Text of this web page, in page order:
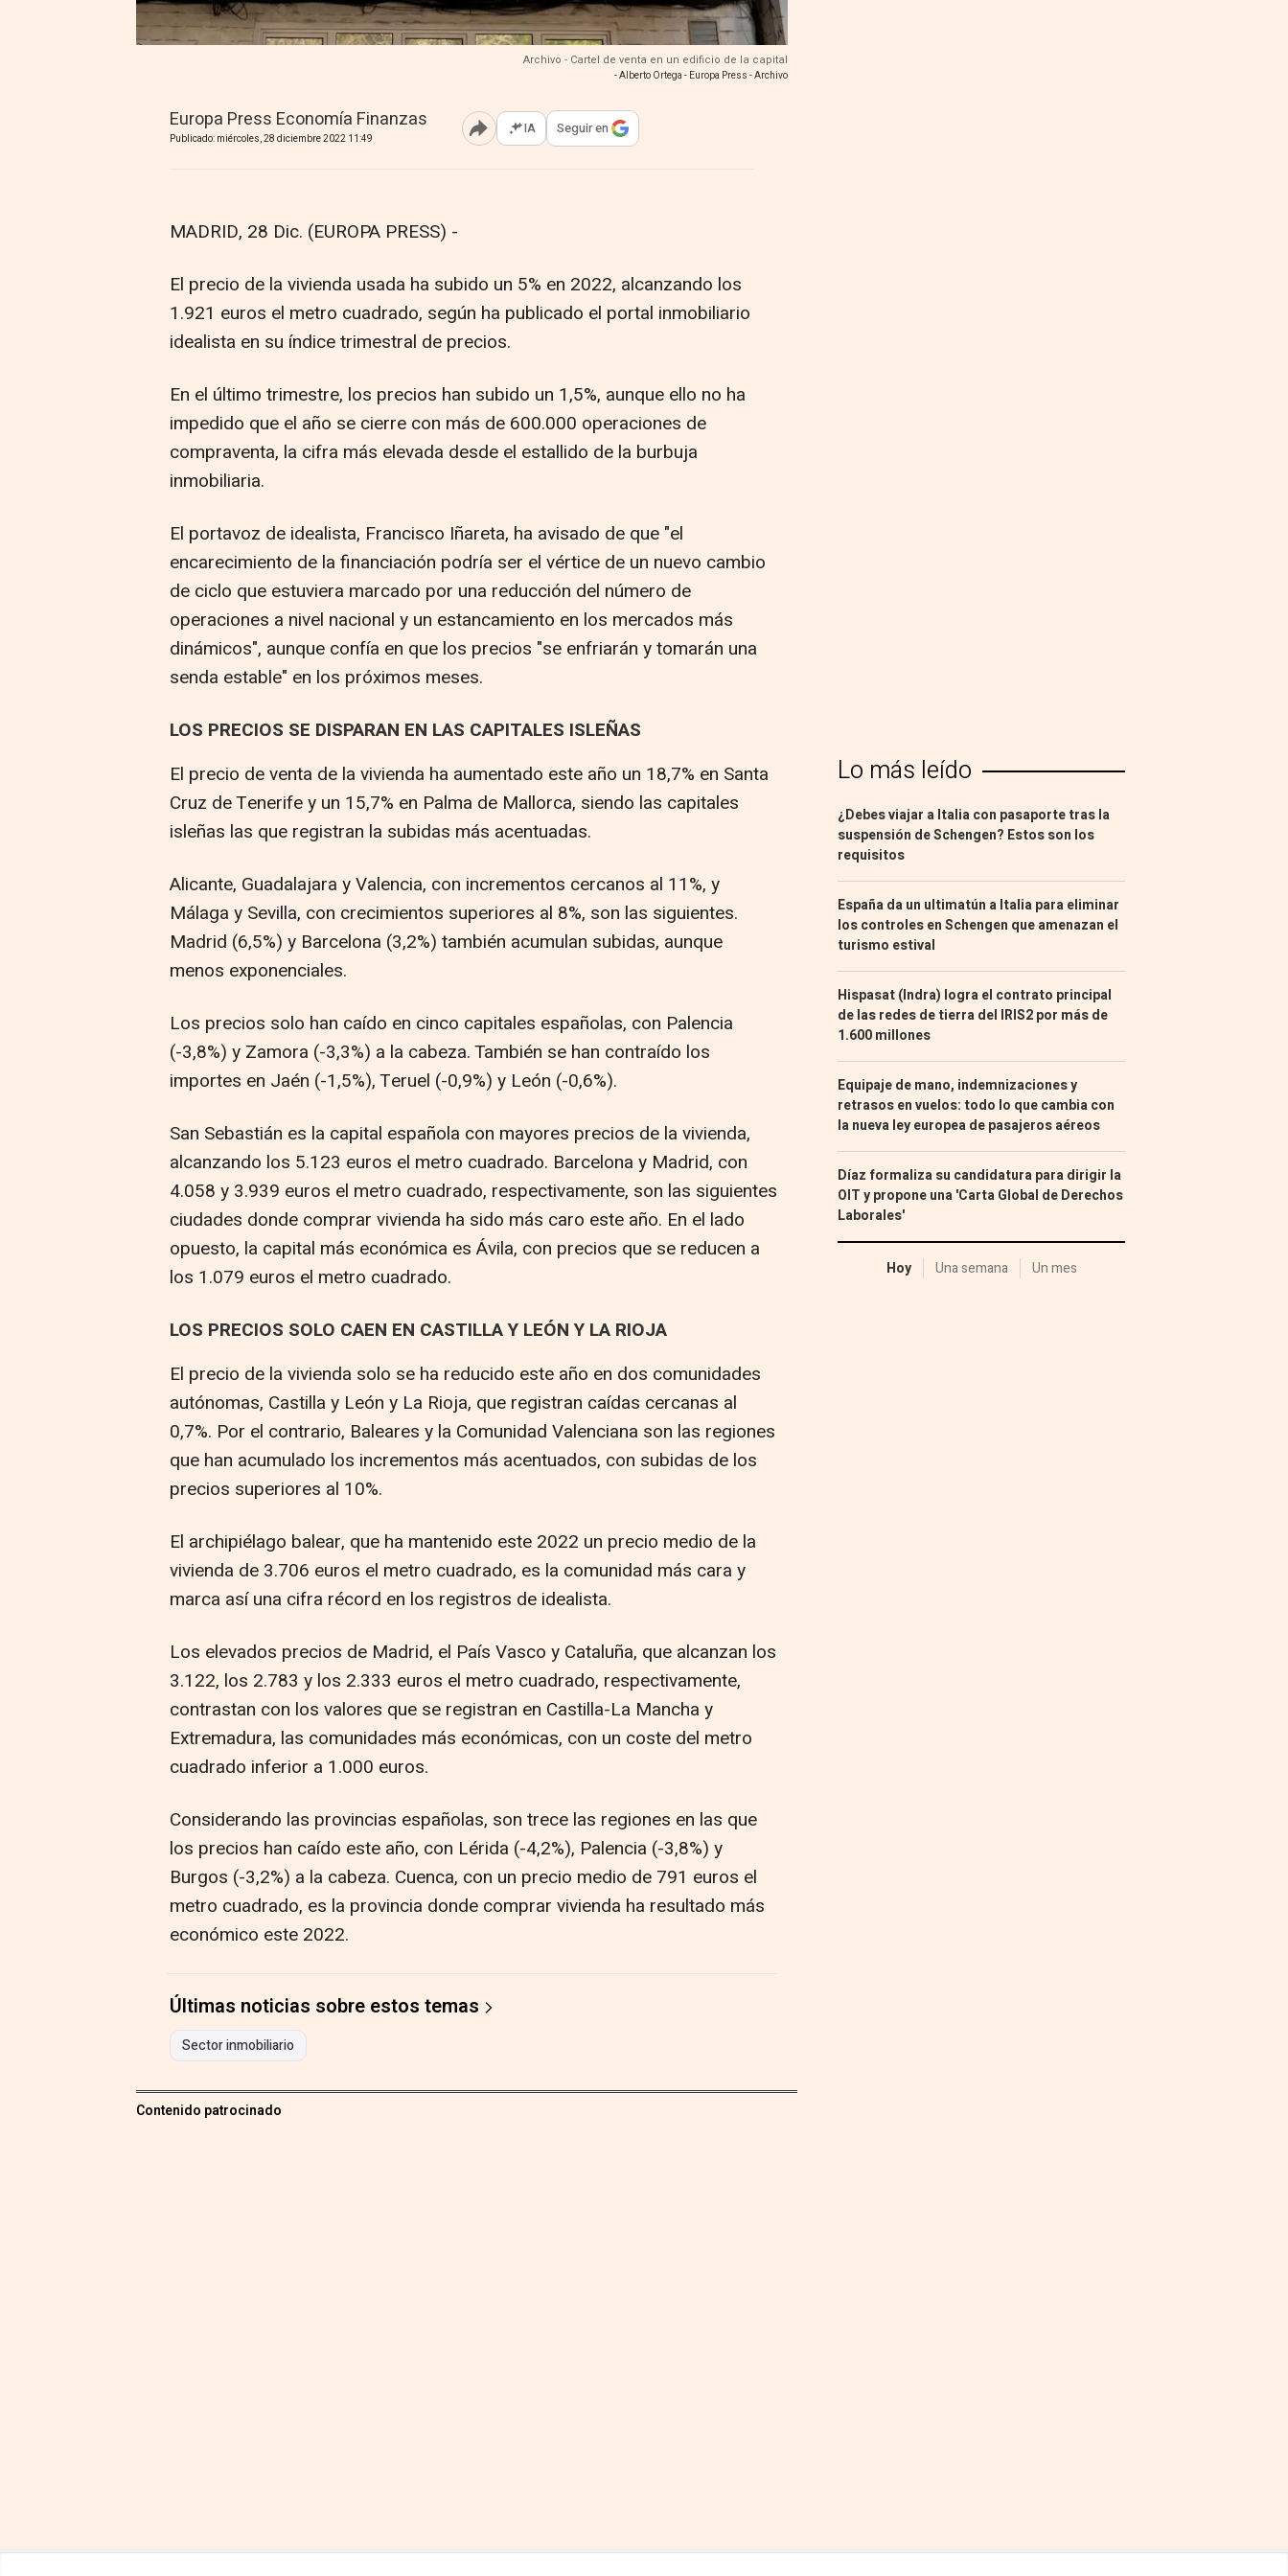
Archivo - Cartel de venta en un edificio de la capital
- Alberto Ortega - Europa Press - Archivo
Europa Press Economía Finanzas
Publicado: miércoles, 28 diciembre 2022 11:49 Abrir opciones para compartir
IA Seguir en
MADRID, 28 Dic. (EUROPA PRESS) -
El precio de la vivienda usada ha subido un 5% en 2022, alcanzando los
1.921 euros el metro cuadrado, según ha publicado el portal inmobiliario
idealista en su índice trimestral de precios.
En el último trimestre, los precios han subido un 1,5%, aunque ello no ha
impedido que el año se cierre con más de 600.000 operaciones de
compraventa, la cifra más elevada desde el estallido de la burbuja
inmobiliaria.
El portavoz de idealista, Francisco Iñareta, ha avisado de que "el
encarecimiento de la financiación podría ser el vértice de un nuevo cambio
de ciclo que estuviera marcado por una reducción del número de
operaciones a nivel nacional y un estancamiento en los mercados más
dinámicos", aunque confía en que los precios "se enfriarán y tomarán una
senda estable" en los próximos meses.
LOS PRECIOS SE DISPARAN EN LAS CAPITALES ISLEÑAS
El precio de venta de la vivienda ha aumentado este año un 18,7% en Santa
Cruz de Tenerife y un 15,7% en Palma de Mallorca, siendo las capitales
isleñas las que registran la subidas más acentuadas.
Alicante, Guadalajara y Valencia, con incrementos cercanos al 11%, y
Málaga y Sevilla, con crecimientos superiores al 8%, son las siguientes.
Madrid (6,5%) y Barcelona (3,2%) también acumulan subidas, aunque
menos exponenciales.
Los precios solo han caído en cinco capitales españolas, con Palencia
(-3,8%) y Zamora (-3,3%) a la cabeza. También se han contraído los
importes en Jaén (-1,5%), Teruel (-0,9%) y León (-0,6%).
San Sebastián es la capital española con mayores precios de la vivienda,
alcanzando los 5.123 euros el metro cuadrado. Barcelona y Madrid, con
4.058 y 3.939 euros el metro cuadrado, respectivamente, son las siguientes
ciudades donde comprar vivienda ha sido más caro este año. En el lado
opuesto, la capital más económica es Ávila, con precios que se reducen a
los 1.079 euros el metro cuadrado.
LOS PRECIOS SOLO CAEN EN CASTILLA Y LEÓN Y LA RIOJA
El precio de la vivienda solo se ha reducido este año en dos comunidades
autónomas, Castilla y León y La Rioja, que registran caídas cercanas al
0,7%. Por el contrario, Baleares y la Comunidad Valenciana son las regiones
que han acumulado los incrementos más acentuados, con subidas de los
precios superiores al 10%.
El archipiélago balear, que ha mantenido este 2022 un precio medio de la
vivienda de 3.706 euros el metro cuadrado, es la comunidad más cara y
marca así una cifra récord en los registros de idealista.
Los elevados precios de Madrid, el País Vasco y Cataluña, que alcanzan los
3.122, los 2.783 y los 2.333 euros el metro cuadrado, respectivamente,
contrastan con los valores que se registran en Castilla-La Mancha y
Extremadura, las comunidades más económicas, con un coste del metro
cuadrado inferior a 1.000 euros.
Considerando las provincias españolas, son trece las regiones en las que
los precios han caído este año, con Lérida (-4,2%), Palencia (-3,8%) y
Burgos (-3,2%) a la cabeza. Cuenca, con un precio medio de 791 euros el
metro cuadrado, es la provincia donde comprar vivienda ha resultado más
económico este 2022.
Últimas noticias sobre estos temas
Sector inmobiliario
Contenido patrocinado
Lo más leído
¿Debes viajar a Italia con pasaporte tras la
suspensión de Schengen? Estos son los
requisitos
España da un ultimatún a Italia para eliminar
los controles en Schengen que amenazan el
turismo estival
Hispasat (Indra) logra el contrato principal
de las redes de tierra del IRIS2 por más de
1.600 millones
Equipaje de mano, indemnizaciones y
retrasos en vuelos: todo lo que cambia con
la nueva ley europea de pasajeros aéreos
Díaz formaliza su candidatura para dirigir la
OIT y propone una 'Carta Global de Derechos
Laborales'
Hoy Una semana Un mes